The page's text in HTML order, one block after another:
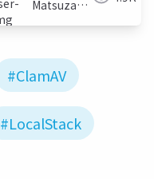
Matsuzawa
#ClamAV
#LocalStack